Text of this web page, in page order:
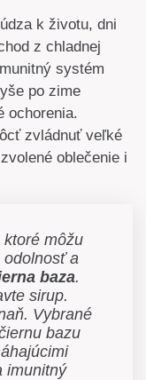
k životu, dni
z chladnej
systém
po zime
ochorenia.
zvládnuť veľké
oblečenie i
ktoré môžu
a
baza.
sirup.
Vybrané
bazu
imunitný